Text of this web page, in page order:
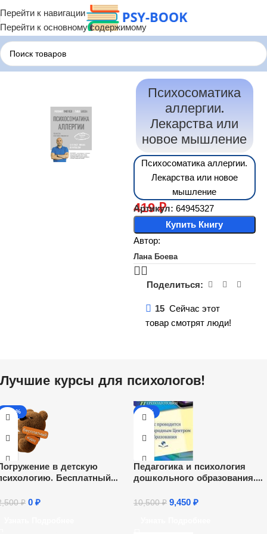
Перейти к навигации
Перейти к основному содержимому
Главная Терапия по Состояниям Терапия Психосоматики
Психосоматика
аллергии.
Лекарства или
новое мышление
Психосоматика аллергии.
Лекарства или новое
мышление
Артикул: 64945327
419₽
Купить Книгу
Автор:
Лана Боева
Поделиться:
15 Сейчас этот
товар смотрят люди!
Лучшие курсы для психологов!
-100%
в детскую
Бесплатный
₽ 0 ₽
-10%
Педагогика и психология
дошкольного образования.
«Педагог-психолог» (252 ч.)
10,500₽ 9,450 ₽